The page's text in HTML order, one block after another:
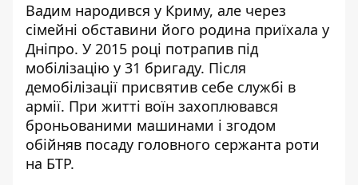
Вадим народився у Криму, але через
сімейні обставини його родина приїхала у
Дніпро. У 2015 році потрапив під
мобілізацію у 31 бригаду. Після
демобілізації присвятив себе службі в
армії. При житті воїн захоплювався
броньованими машинами і згодом
обійняв посаду головного сержанта роти
на БТР.